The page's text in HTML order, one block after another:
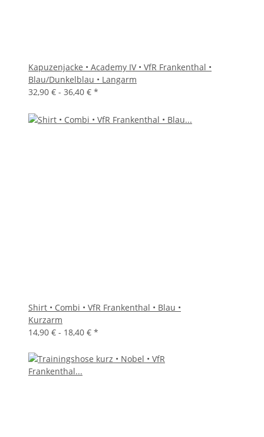
Kapuzenjacke • Academy IV • VfR Frankenthal •
Blau/Dunkelblau • Langarm
32,90 € - 36,40 € *
Shirt • Combi • VfR Frankenthal • Blau •
Kurzarm
14,90 € - 18,40 € *